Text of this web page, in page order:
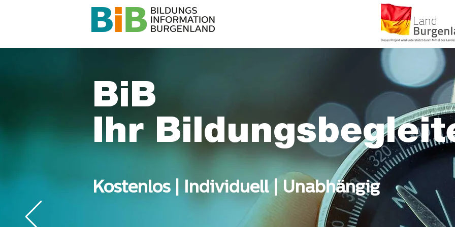
BiB
Ihr
Kostenlos | Individuell | Unabhängig